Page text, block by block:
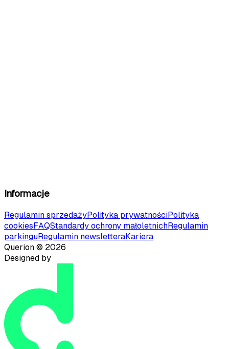
Informacje
Regulamin sprzedażyPolityka prywatnościPolityka
cookiesFAQStandardy ochrony małoletnichRegulamin
parkinguRegulamin newsletteraKariera
Querion © 2026
Designed by